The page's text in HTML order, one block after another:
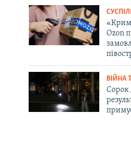
«Крим
Ozon
ВІЙНА
Сорок